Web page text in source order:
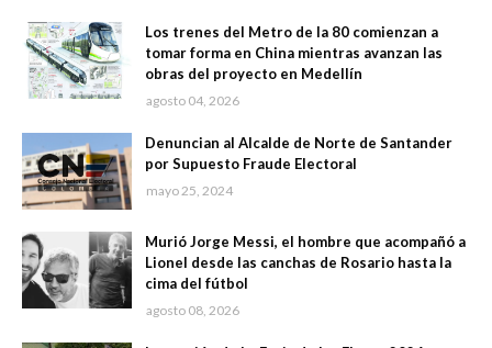
Los trenes del Metro de la 80 comienzan a
tomar forma en China mientras avanzan las
obras del proyecto en Medellín
agosto 04, 2026
Denuncian al Alcalde de Norte de Santander
por Supuesto Fraude Electoral
mayo 25, 2024
Murió Jorge Messi, el hombre que acompañó a
Lionel desde las canchas de Rosario hasta la
cima del fútbol
agosto 08, 2026